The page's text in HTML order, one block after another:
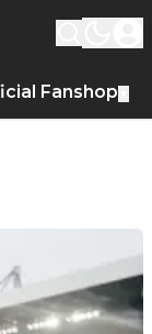
Fanshop